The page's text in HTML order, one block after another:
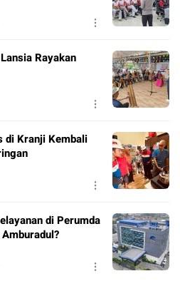
Rayakan
di Kranji Kembali
di Perumda